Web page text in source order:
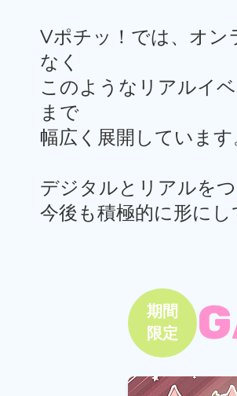
Vポチッ！では、オン
なく
このようなリアルイ
まで
幅広く展開しています
デジタルとリアルを
今後も積極的に形にし
期間
限定